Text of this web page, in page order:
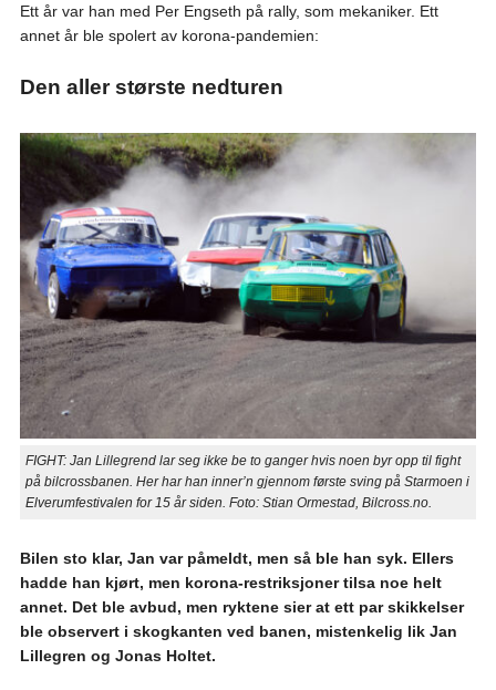
Ett år var han med Per Engseth på rally, som mekaniker. Ett
annet år ble spolert av korona-pandemien:
Den aller største nedturen
FIGHT: Jan Lillegrend lar seg ikke be to ganger hvis noen byr opp til fight
på bilcrossbanen. Her har han inner’n gjennom første sving på Starmoen i
Elverumfestivalen for 15 år siden. Foto: Stian Ormestad, Bilcross.no.
Bilen sto klar, Jan var påmeldt, men så ble han syk. Ellers
hadde han kjørt, men korona-restriksjoner tilsa noe helt
annet. Det ble avbud, men ryktene sier at ett par skikkelser
ble observert i skogkanten ved banen, mistenkelig lik Jan
Lillegren og Jonas Holtet.